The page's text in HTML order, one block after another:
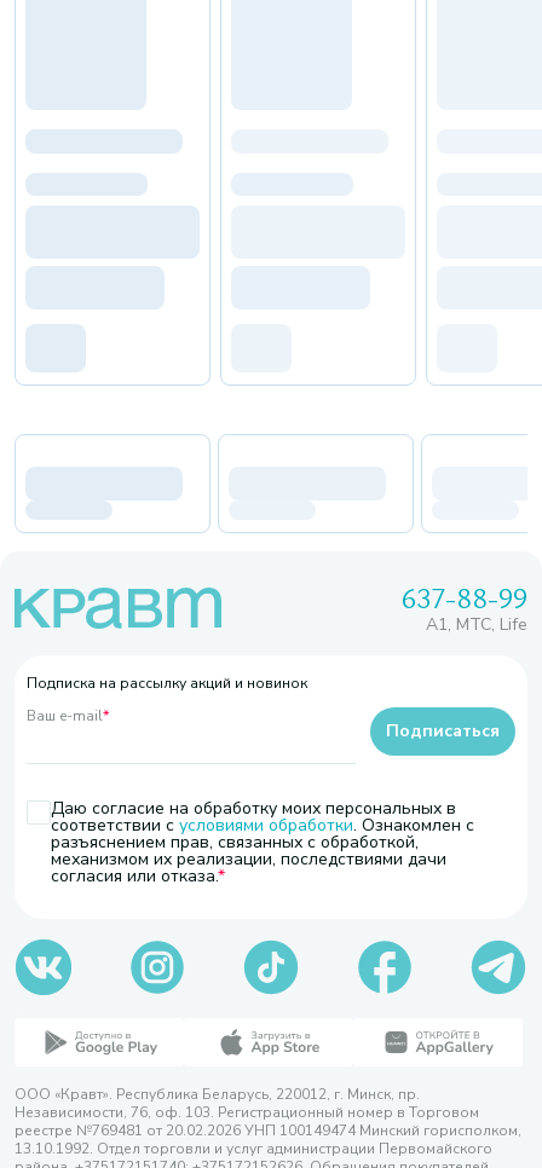
637-88-99
A1, МТС, Life
Подписка на рассылку акций и новинок
Ваш e-mail*
Даю согласие на обработку моих персональных в
соответствии с условиями обработки. Ознакомлен с
разъяснением прав, связанных с обработкой,
механизмом их реализации, последствиями дачи
согласия или отказа.
Подписаться
ООО «Кравт». Республика Беларусь, 220012, г. Минск, пр.
Независимости, 76, оф. 103. Регистрационный номер в Торговом
реестре №769481 от 20.02.2026 УНП 100149474 Минский горисполком,
13.10.1992. Отдел торговли и услуг администрации Первомайского